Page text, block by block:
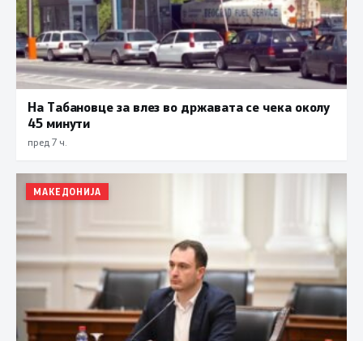
На Табановце за влез во државата се чека околу
45 минути
пред 7 ч.
МАКЕДОНИЈА